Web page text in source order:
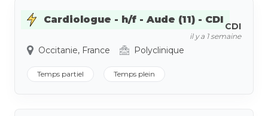
Cardiologue - h/f - Aude (11) - CDI
CDI
il y a 1 semaine
Occitanie, France Polyclinique
Temps partiel Temps plein